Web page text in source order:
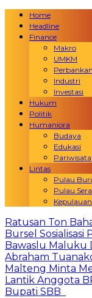
Home
Headline
Finance
Makro
UMKM
Perbankan
Industri
Investasi
Hukum
Politik
Humaniora
Budaya
Edukasi
Pariwisata
Lintas
Pulau
Pulau
Ratusan Ton
Bursel Sosialisasi
Bawaslu Maluku
Abraham
Malteng Minta
Lantik Anggota
Bupati SBB